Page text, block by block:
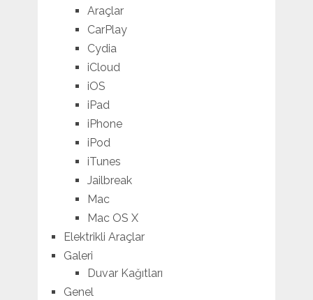
Araçlar
CarPlay
Cydia
iCloud
iOS
iPad
iPhone
iPod
iTunes
Jailbreak
Mac
Mac OS X
Elektrikli Araçlar
Galeri
Duvar Kağıtları
Genel